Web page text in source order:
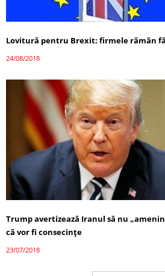
Lovitură pentru Brexit: firmele rămân
24/08/2018
Trump avertizează Iranul să nu
că vor fi consecințe
23/07/2018